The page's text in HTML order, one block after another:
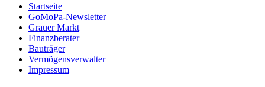
Startseite
GoMoPa-Newsletter
Grauer Markt
Finanzberater
Bauträger
Vermögensverwalter
Impressum